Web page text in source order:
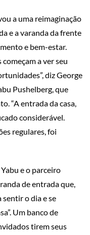
a uma reimaginação
e a varanda da frente
e bem-estar.
começam a ver seu
diz George
Pushelberg, que
“A entrada da casa,
considerável.
regulares, foi
e o parceiro
de entrada que,
o dia e se
Um banco de
tirem seus